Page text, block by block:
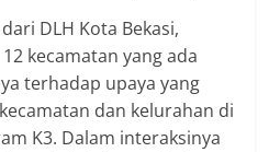
DLH Kota Bekasi,
kecamatan yang ada
terhadap upaya yang
dan kelurahan di
K3. Dalam interaksinya